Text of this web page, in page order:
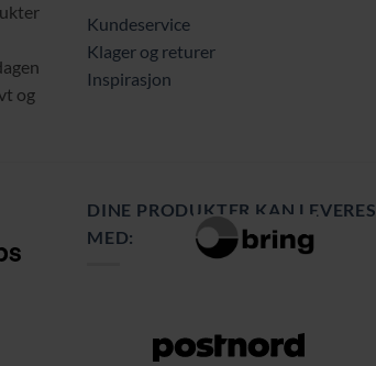
og
Kundeservice
Klager og returer
Inspirasjon
DINE PRODUKTER KAN LEVERES
MED: